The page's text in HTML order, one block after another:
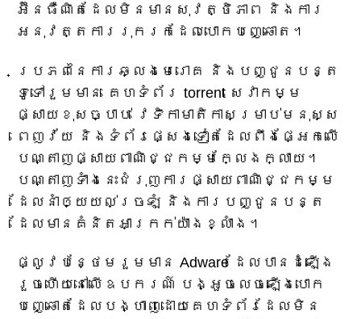
អ៊ីនធឺណិតដែលមិនមានសុវត្ថិភាព និងការ
អនុវត្តការរុករកដែលបោកបញ្ឆោត។
ប្រភពនៃការឆ្លងមេរោគ និងបញ្ជូនបន្ត
ទូទៅរួមមាន គេហទំព័រ torrent សេវាកម្ម
ផ្សាយខុសច្បាប់ វេទិកាមាតិកាសម្រាប់មនុស្ស
ពេញវ័យ និងទំព័រផ្សេងទៀតដែលពឹងផ្អែកលើ
បណ្តាញផ្សាយពាណិជ្ជកម្មក្លែងក្លាយ។
បណ្តាញទាំងនេះជំរុញការផ្សាយពាណិជ្ជកម្ម
ដែលនាំឲ្យយល់ច្រឡំ និងការបញ្ជូនបន្ត
ដែលមានគំនិតអាក្រក់យ៉ាងខ្លាំង។
ផ្លូវបន្ថែមរួមមាន Adware ដែលបានដំឡើង
រួចហើយនៅលើឧបករណ៍ បង្អួចលេចឡើងបោក
បញ្ឆោតដែលបង្ហាញដោយគេហទំព័រដែលមិន